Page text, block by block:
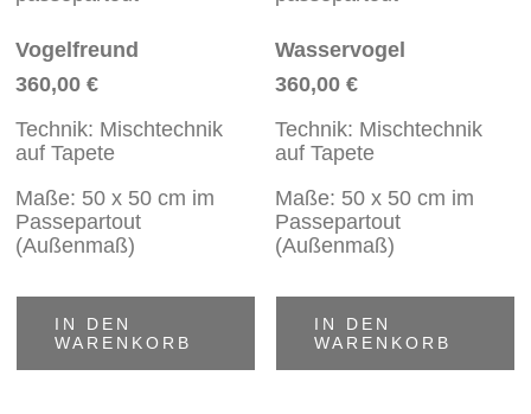
Vogelfreund
360,00€
Technik: Mischtechnik
auf Tapete
Maße: 50 x 50 cm im
Passepartout
(Außenmaß)
IN DEN
WARENKORB
Wasservogel
360,00€
Technik: Mischtechnik
auf Tapete
Maße: 50 x 50 cm im
Passepartout
(Außenmaß)
IN DEN
WARENKORB